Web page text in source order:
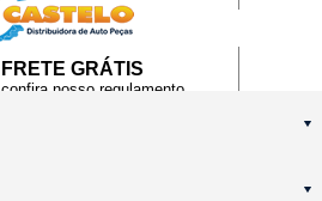
FRETE GRÁTIS
confira nosso regulamento